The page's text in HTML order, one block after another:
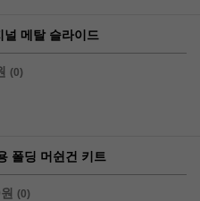
메탈 슬라이드
(0)
폴딩 머쉰건 키트
(0)